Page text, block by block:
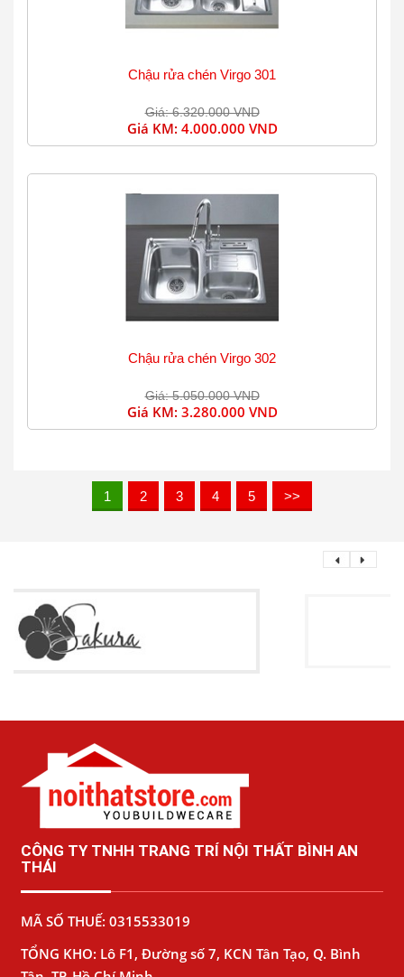
Chậu rửa chén Virgo 301
Giá: 6.320.000 VND
Giá KM: 4.000.000 VND
Chậu rửa chén Virgo 302
Giá: 5.050.000 VND
Giá KM: 3.280.000 VND
1 2 3 4 5 >>
CÔNG TY TNHH TRANG TRÍ NỘI THẤT BÌNH AN
THÁI
MÃ SỐ THUẾ: 0315533019
TỔNG KHO: Lô F1, Đường số 7, KCN Tân Tạo, Q. Bình